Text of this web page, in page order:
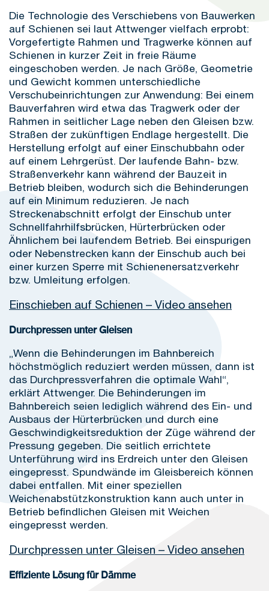
Die Technologie des Verschiebens von Bauwerken
auf Schienen sei laut Attwenger vielfach erprobt:
Vorgefertigte Rahmen und Tragwerke können auf
Schienen in kurzer Zeit in freie Räume
eingeschoben werden. Je nach Größe, Geometrie
und Gewicht kommen unterschiedliche
Verschubeinrichtungen zur Anwendung: Bei einem
Bauverfahren wird etwa das Tragwerk oder der
Rahmen in seitlicher Lage neben den Gleisen bzw.
Straßen der zukünftigen Endlage hergestellt. Die
Herstellung erfolgt auf einer Einschubbahn oder
auf einem Lehrgerüst. Der laufende Bahn- bzw.
Straßenverkehr kann während der Bauzeit in
Betrieb bleiben, wodurch sich die Behinderungen
auf ein Minimum reduzieren. Je nach
Streckenabschnitt erfolgt der Einschub unter
Schnellfahrhilfsbrücken, Hürterbrücken oder
Ähnlichem bei laufendem Betrieb. Bei einspurigen
oder Nebenstrecken kann der Einschub auch bei
einer kurzen Sperre mit Schienenersatzverkehr
bzw. Umleitung erfolgen.
Einschieben auf Schienen – Video ansehen
Durchpressen unter Gleisen
„Wenn die Behinderungen im Bahnbereich
höchstmöglich reduziert werden müssen, dann ist
das Durchpressverfahren die optimale Wahl“,
erklärt Attwenger. Die Behinderungen im
Bahnbereich seien lediglich während des Ein- und
Ausbaus der Hürterbrücken und durch eine
Geschwindigkeitsreduktion der Züge während der
Pressung gegeben. Die seitlich errichtete
Unterführung wird ins Erdreich unter den Gleisen
eingepresst. Spundwände im Gleisbereich können
dabei entfallen. Mit einer speziellen
Weichenabstützkonstruktion kann auch unter in
Betrieb befindlichen Gleisen mit Weichen
eingepresst werden.
Durchpressen unter Gleisen – Video ansehen
Effiziente Lösung für Dämme